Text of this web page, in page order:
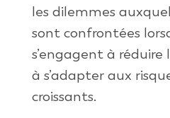
les dilemmes
sont confrontées
s’engagent à réduire
à s’adapter aux
croissants.